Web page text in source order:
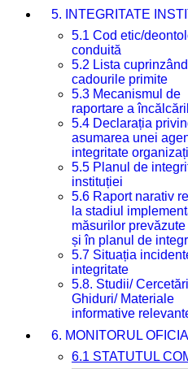
5. INTEGRITATE
5.1 Cod etic/
conduită
5.2 Lista cuprinzând
cadourile primite
5.3 Mecanismul de
raportare a
5.4 Declarația
asumarea unei
integritate
5.5 Planul de
instituției
5.6 Raport narativ
la stadiul
măsurilor
și în planul de
5.7 Situația
integritate
5.8. Studii/
Ghiduri/ Materiale
informative
6. MONITORUL
6.1 STATUTUL